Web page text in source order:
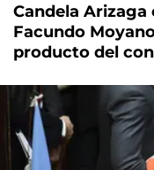
Candela
Facundo
producto del